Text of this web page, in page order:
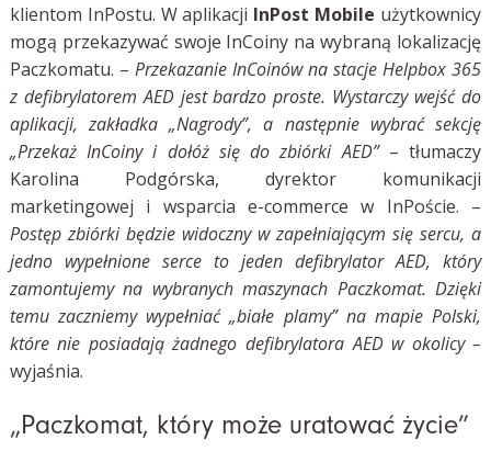
klientom InPostu. W aplikacji InPost Mobile użytkownicy
mogą przekazywać swoje InCoiny na wybraną lokalizację
Paczkomatu. – Przekazanie InCoinów na stacje Helpbox 365
z defibrylatorem AED jest bardzo proste. Wystarczy wejść do
aplikacji, zakładka „Nagrody”, a następnie wybrać sekcję
„Przekaż InCoiny i dołóż się do zbiórki AED”– tłumaczy
Karolina Podgórska, dyrektor komunikacji
marketingowej i wsparcia e-commerce w InPoście. –
Postęp zbiórki będzie widoczny w zapełniającym się sercu, a
jedno wypełnione serce to jeden defibrylator AED, który
zamontujemy na wybranych maszynach Paczkomat. Dzięki
temu zaczniemy wypełniać „białe plamy” na mapie Polski,
które nie posiadają żadnego defibrylatora AED w okolicy –
wyjaśnia.
„Paczkomat, który może uratować życie”